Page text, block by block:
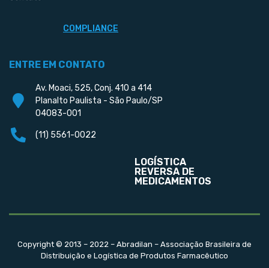
COMPLIANCE
ENTRE EM CONTATO
Av. Moaci, 525, Conj. 410 a 414
Planalto Paulista - São Paulo/SP
04083-001
(11) 5561-0022
LOGÍSTICA
REVERSA DE
MEDICAMENTOS
Copyright © 2013 – 2022 – Abradilan – Associação Brasileira de
Distribuição e Logística de Produtos Farmacêutico